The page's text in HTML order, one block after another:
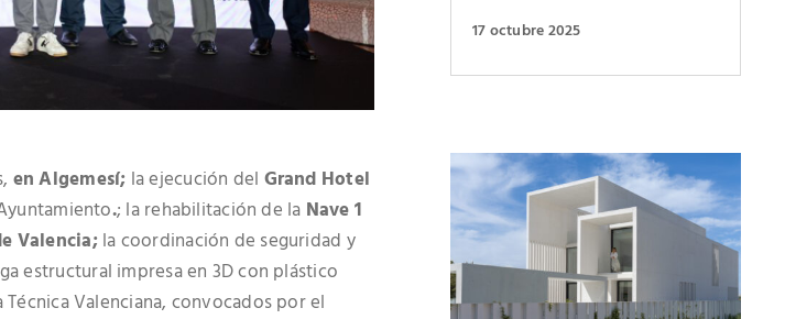
en Algemesí; la ejecución del Grand Hotel
.; la rehabilitación de la Nave 1
Valencia;la coordinación de seguridad y
estructural impresa en 3D con plástico
Valenciana, convocados por el
17 octubre 2025